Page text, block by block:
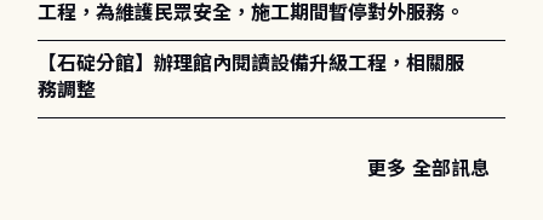
工程，為維護民眾安全，施工期間暫停對外服務。
【石碇分館】辦理館內閱讀設備升級工程，相關服
務調整
更多 全部訊息